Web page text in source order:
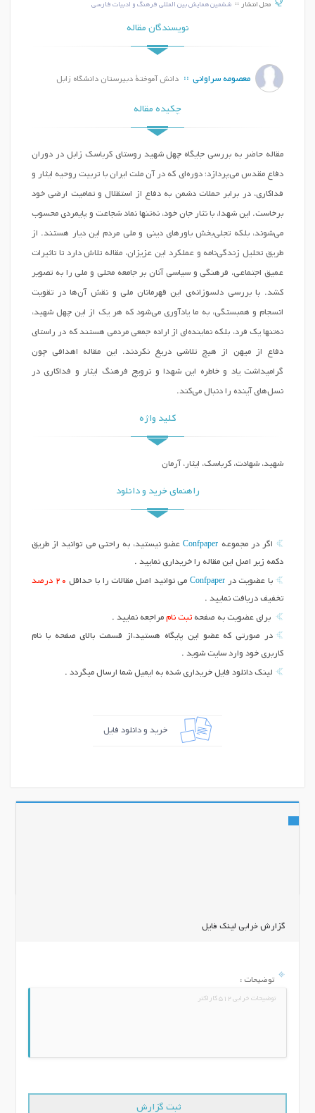
محل انتشار ششمین همایش بین المللی فرهنگ و ادبیات فارسی
نویسندگان مقاله
معصومه سراوانی دانش آموختۀ دبیرستان دانشگاه زابل
چکیده مقاله
مقاله حاضر به بررسی جایگاه چهل شهید روستای کرباسک زابل در دوران
دفاع مقدس می‌پردازد؛ دوره‌ای که در آن ملت ایران با تربیت روحیه ایثار و
فداکاری، در برابر حملات دشمن به دفاع از استقلال و تمامیت ارضی خود
برخاست. این شهدا، با نثار جان خود، نه‌تنها نماد شجاعت و پایمردی محسوب
می‌شوند، بلکه تجلی‌بخش باورهای دینی و ملی مردم این دیار هستند. از
طریق تحلیل زندگی‌نامه و عملکرد این عزیزان، مقاله تلاش دارد تا تاثیرات
عمیق اجتماعی، فرهنگی و سیاسی آنان بر جامعه محلی و ملی را به تصویر
کشد. با بررسی دلسوزانه‌ی این قهرمانان ملی و نقش آن‌ها در تقویت
انسجام و همبستگی، به ما یادآوری می‌شود که هر یک از این چهل شهید،
نه‌تنها یک فرد، بلکه نماینده‌ای از اراده جمعی مردمی هستند که در راستای
دفاع از میهن از هیچ تلاشی دریغ نکردند. این مقاله اهدافی چون
گرامیداشت یاد و خاطره این شهدا و ترویج فرهنگ ایثار و فداکاری در
نسل‌های آینده را دنبال می‌کند.
کلید واژه
شهید، شهادت، کرباسک، ایثار، آرمان
راهنمای خرید و دانلود
اگر در مجموعه Confpaperعضو نیستید، به راحتی می توانید از طریق
دکمه زیر اصل این مقاله را خریداری نمایید .
با عضویت در Confpaperمی توانید اصل مقالات را با حداقل 20 درصد
تخفیف دریافت نمایید .
برای عضویت به صفحه ثبت نام مراجعه نمایید .
در صورتی که عضو این پایگاه هستید،از قسمت بالای صفحه با نام
کاربری خود وارد سایت شوید .
لینک دانلود فایل خریداری شده به ایمیل شما ارسال میگردد .
خرید و دانلود فایل
گزارش خرابی لینک فایل
توضیحات :